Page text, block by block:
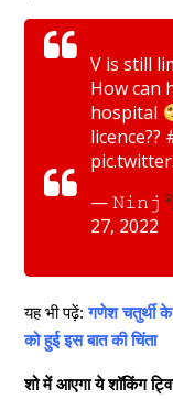
V is still
How can
hospital
licence??
— 𝙽𝚒𝚗𝚓
27, 2022
यह भी पढ़ें:गणेश चतुर्थी के
को हुई इस बात की चिंता
शो में आएगा ये शॉकिंग